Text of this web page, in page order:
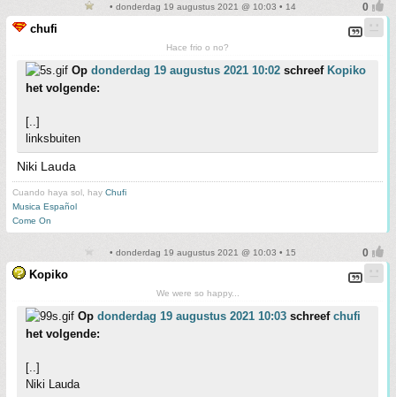
• donderdag 19 augustus 2021 @ 10:03 • 14
chufi
Hace frio o no?
Op donderdag 19 augustus 2021 10:02 schreef Kopiko
het volgende:
[..]
linksbuiten
Niki Lauda
Cuando haya sol, hay Chufi
Musica Español
Come On
• donderdag 19 augustus 2021 @ 10:03 • 15
Kopiko
We were so happy...
Op donderdag 19 augustus 2021 10:03 schreef chufi
het volgende:
[..]
Niki Lauda